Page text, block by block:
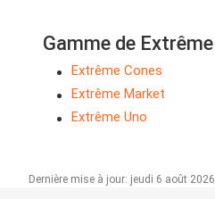
Gamme de Extrême
Extrême Cones
Extrême Market
Extrême Uno
Dernière mise à jour: jeudi 6 août 2026